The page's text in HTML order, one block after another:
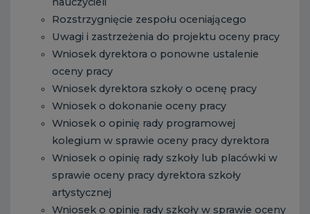
Rozstrzygnięcie zespołu oceniającego
Uwagi i zastrzeżenia do projektu oceny pracy
Wniosek dyrektora o ponowne ustalenie
oceny pracy
Wniosek dyrektora szkoły o ocenę pracy
Wniosek o dokonanie oceny pracy
Wniosek o opinię rady programowej
kolegium w sprawie oceny pracy dyrektora
Wniosek o opinię rady szkoły lub placówki w
sprawie oceny pracy dyrektora szkoły
artystycznej
Wniosek o opinię rady szkoły w sprawie oceny